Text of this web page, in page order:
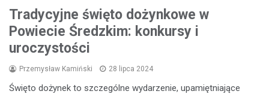
Tradycyjne święto dożynkowe w
Powiecie Średzkim: konkursy i
uroczystości
Przemysław Kamiński 28 lipca 2024
Święto dożynek to szczególne wydarzenie, upamiętniające